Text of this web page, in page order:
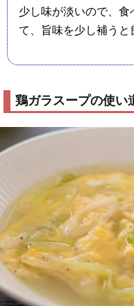
少し味が淡いので、
て、旨味を少し補うと
鶏ガラスープの使い